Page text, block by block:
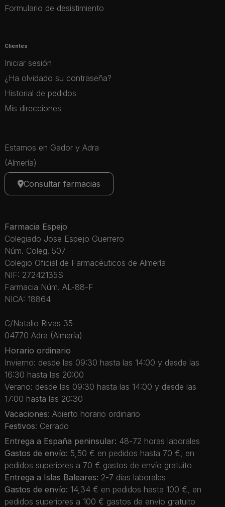
Formulario de desistimiento
Clientes
Iniciar sesión
¿Ha olvidado su contraseña?
Historial de pedidos
Mis direcciones
Estamos en Gador y Adra
(Almería)
Consultar farmacias
Farmacia Espejo
Colegiado Jose Espejo Guerrero
Núm. Coleg. 507
Colegio Oficial de Farmacéuticos de Almería
NIF: 27242135S
Farmacia Núm. AL-88-F
NICA: 18864
C/Natalio Rivas 35
04770 Adra (Almería)
Horario ordinario
Invierno: desde las 09:30 hasta las 14:00 y desde las
16:30 hasta las 20:00
Verano: desde las 09:30 hasta las 14:00 y desde las
17:00 hasta las 20:30
Vacaciones: Abierto horario ordinario
Festivos: Cerrado
Entrega a España peninsular: 48-72 horas laborales
Gastos de envío: 5,50 € en pedidos hasta 70 €, en
pedidos superiores a 70 € gastos de envío gratuito
Entrega a Islas Baleares: 2-7 días laborales
Gastos de envío: 14,34 € en pedidos hasta 100 €, en
pedidos superiores a 100 € gastos de envío gratuito